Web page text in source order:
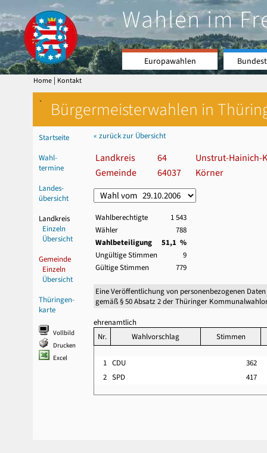
Wahlen im
Europawahlen
Home | Kontakt
` Bürgermeisterwahlen in
Startseite
Wahl-
termine
Landes-
übersicht
Landkreis
Einzeln
Übersicht
Gemeinde
Einzeln
Übersicht
Thüringen-
karte
Vollbild
Drucken
Excel
« zurück zur Übersicht
Landkreis 64
Unstrut-Hainich-
Gemeinde
64037 Körner
Wahlberechtigte
1 543
Wähler
788
Wahlbeteiligung
51,1 %
Ungültige Stimmen
9
Gültige Stimmen
779
Eine Veröffentlichung von personenbezogenen
gemäß § 50 Absatz 2 der Thüringer
ehrenamtlich
Nr.
Wahlvorschlag Stimmen
1 CDU
362
2 SPD 417